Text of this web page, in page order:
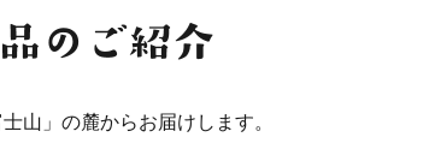
山」の麓からお届けします。